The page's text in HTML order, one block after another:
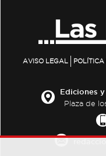
AVISO LEGAL
Ediciones y
Plaza de